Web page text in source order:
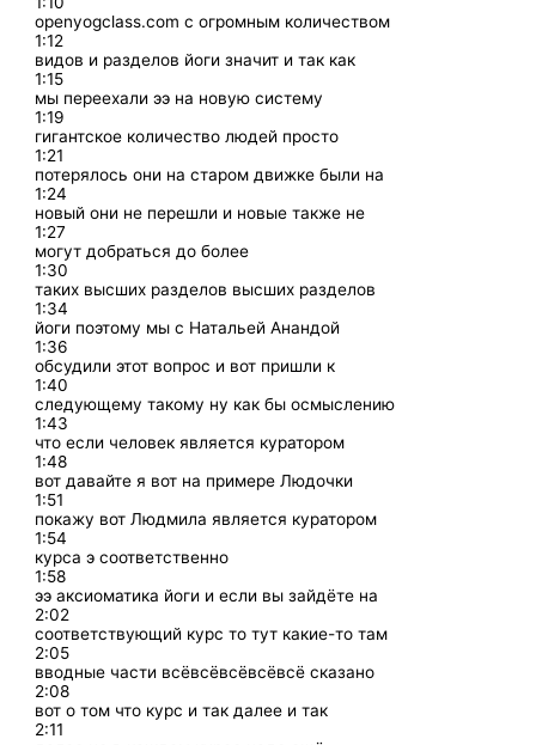
openyogclass.com с огромным количеством
1:12
видов и разделов йоги значит и так как
1:15
мы переехали ээ на новую систему
1:19
гигантское количество людей просто
1:21
потерялось они на старом движке были на
1:24
новый они не перешли и новые также не
1:27
могут добраться до более
1:30
таких высших разделов высших разделов
1:34
йоги поэтому мы с Натальей Анандой
1:36
обсудили этот вопрос и вот пришли к
1:40
следующему такому ну как бы осмыслению
1:43
что если человек является куратором
1:48
вот давайте я вот на примере Людочки
1:51
покажу вот Людмила является куратором
1:54
курса э соответственно
1:58
ээ аксиоматика йоги и если вы зайдёте на
2:02
соответствующий курс то тут какие-то там
2:05
вводные части всёвсёвсёвсёвсё сказано
2:08
вот о том что курс и так далее и так
2:11